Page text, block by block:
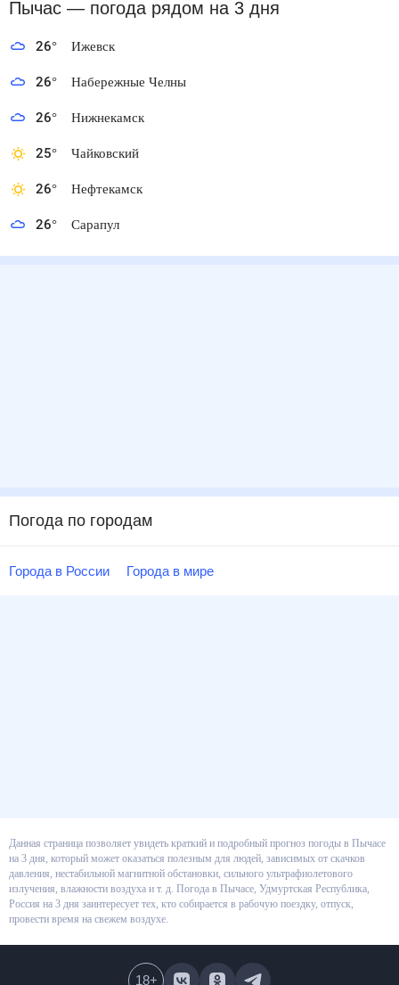
Пычас — погода рядомна 3 дня
26° Ижевск
26° Набережные Челны
26° Нижнекамск
25° Чайковский
26° Нефтекамск
26° Сарапул
Погода по городам
Города в России Города в мире
Данная страница позволяет увидеть краткий и подробный прогноз
погоды в Пычасе на 3 дня, который может оказаться полезным для
людей, зависимых от скачков давления, нестабильной магнитной
обстановки, сильного ультрафиолетового излучения, влажности воздуха
и т. д. Погода в Пычасе, Удмуртская Республика, Россия на 3 дня
заинтересует тех, кто собирается в рабочую поездку, отпуск, провести